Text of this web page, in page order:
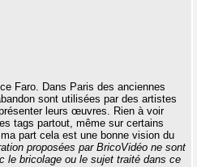
Faro. Dans Paris des anciennes
sont utilisées par des artistes
leurs œuvres. Rien à voir
tags partout, même sur certains
part cela est une bonne vision du
proposées par BricoVidéo ne sont
le bricolage ou le sujet traité dans ce